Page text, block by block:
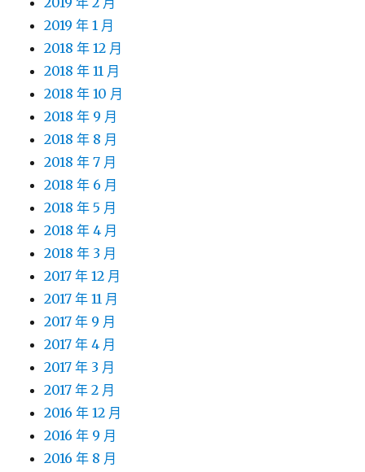
2019 年 1 月
2018 年 12 月
2018 年 11 月
2018 年 10 月
2018 年 9 月
2018 年 8 月
2018 年 7 月
2018 年 6 月
2018 年 5 月
2018 年 4 月
2018 年 3 月
2017 年 12 月
2017 年 11 月
2017 年 9 月
2017 年 4 月
2017 年 3 月
2017 年 2 月
2016 年 12 月
2016 年 9 月
2016 年 8 月